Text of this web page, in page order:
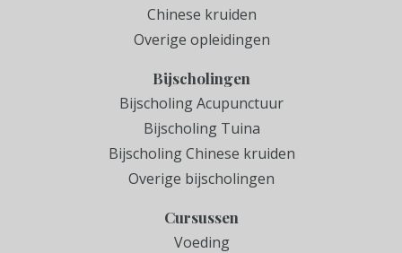
Chinese kruiden
Overige opleidingen
Bijscholingen
Bijscholing Acupunctuur
Bijscholing Tuina
Bijscholing Chinese kruiden
Overige bijscholingen
Cursussen
Voeding